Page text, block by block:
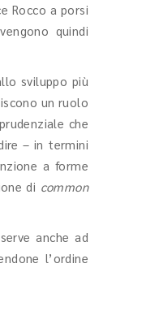
Rocco a porsi
quindi
sviluppo più
un ruolo
che
– in termini
a forme
di common
anche ad
l’ordine